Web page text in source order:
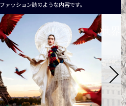
ァッション誌のような内容です。